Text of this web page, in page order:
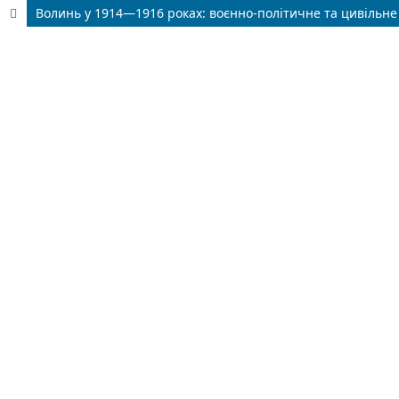
Волинь у 1914—1916 роках: воєнно-політичне та